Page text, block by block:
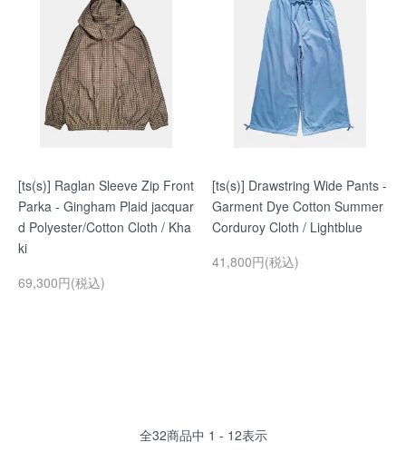
[ts(s)] Raglan Sleeve Zip Front
Parka - Gingham Plaid jacquar
d Polyester/Cotton Cloth / Kha
ki
69,300円(税込)
[ts(s)] Drawstring Wide Pants -
Garment Dye Cotton Summer
Corduroy Cloth / Lightblue
41,800円(税込)
全32商品中 1 - 12表示